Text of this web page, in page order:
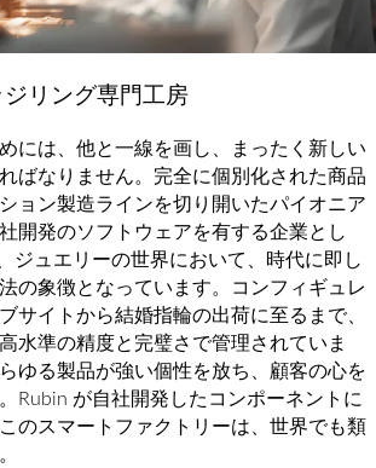
リング専門工房
には、他と一線を画し、まったく新しい
ばなりません。完全に個別化された商品
ョン製造ラインを切り開いたパイオニア
開発のソフトウェアを有する企業とし
ジュエリーの世界において、時代に即し
の象徴となっています。コンフィギュレ
サイトから結婚指輪の出荷に至るまで、
水準の精度と完璧さで管理されていま
ゆる製品が強い個性を放ち、顧客の心を
Rubin が自社開発したコンポーネントに
のスマートファクトリーは、世界でも類